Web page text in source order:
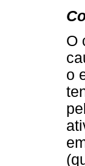
O
o